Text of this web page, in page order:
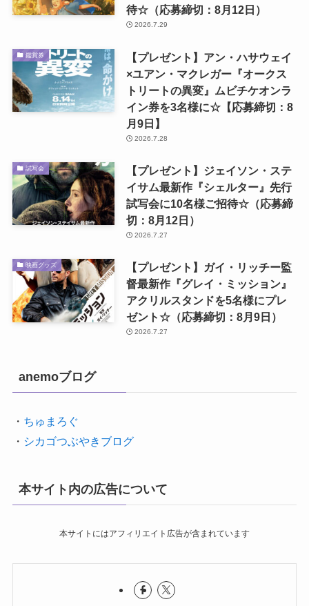
待☆（応募締切：8月12日）
2026.7.29
鑑賞券
【プレゼント】アン・ハサウェイ
×ユアン・マクレガー『オークス
トリートの異変』ムビチケオンラ
イン券を3名様に☆【応募締切：8
月9日】
2026.7.28
試写会
【プレゼント】ジェイソン・ステ
イサム最新作『シェルター』先行
試写会に10名様ご招待☆（応募締
切：8月12日）
2026.7.27
映画グッズ
【プレゼント】ガイ・リッチー監
督最新作『グレイ・ミッション』
アクリルスタンドを5名様にプレ
ゼント☆（応募締切：8月9日）
2026.7.27
anemoブログ
・ ちゅまろぐ
・ シカゴつぶやきブログ
本サイト内の広告について
本サイトにはアフィリエイト広告が含まれています